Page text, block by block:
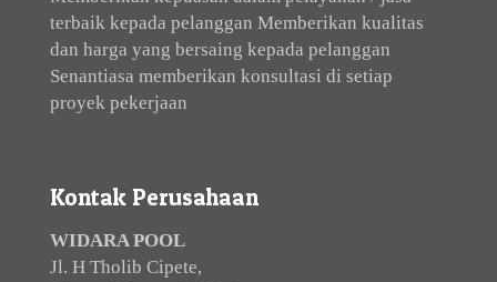
terbaik kepada pelanggan Memberikan kualitas
dan harga yang bersaing kepada pelanggan
Senantiasa memberikan konsultasi di setiap
proyek pekerjaan
Kontak Perusahaan
WIDARA POOL
Jl. H Tholib Cipete,